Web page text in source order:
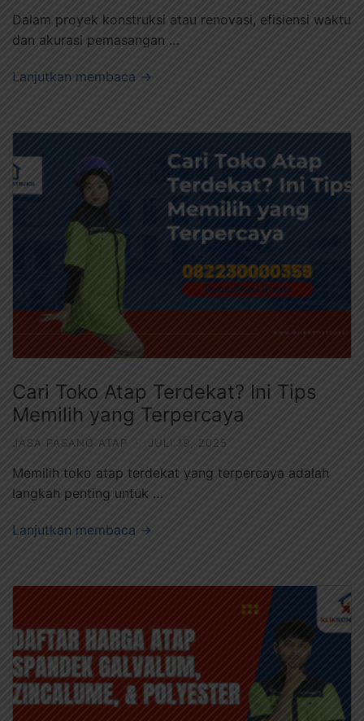
Dalam proyek konstruksi atau renovasi, efisiensi waktu
dan akurasi pemasangan …
Lanjutkan membaca →
Cari Toko Atap Terdekat? Ini Tips
Memilih yang Terpercaya
JASA PASANG ATAP · JULI 19, 2025
Memilih toko atap terdekat yang terpercaya adalah
langkah penting untuk …
Lanjutkan membaca →